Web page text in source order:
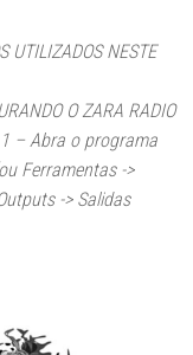
UTILIZADOS NESTE
O ZARA RADIO
1 – Abra o programa
Ferramentas ->
-> Salidas